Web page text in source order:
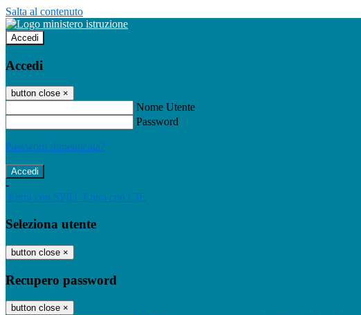
Salta al contenuto
Accedi
Accedi
button close ×
Nome Utente
Password
Password dimenticata?
-
Entra con SPID Entra con CIE
Seleziona utente
button close ×
Recupero password
button close ×